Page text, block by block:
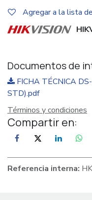
Agregar a la lista
Documentos de
FICHA TÉCNICA
STD).pdf
Términos y condiciones
Compartir en:
Referencia interna: